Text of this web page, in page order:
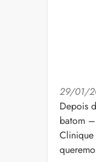
29/01/
Depois
batom
Clinique